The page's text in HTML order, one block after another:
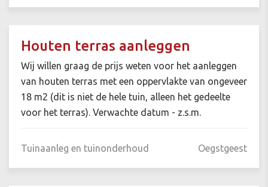
Houten terras aanleggen
Wij willen graag de prijs weten voor het aanleggen
van houten terras met een oppervlakte van ongeveer
18 m2 (dit is niet de hele tuin, alleen het gedeelte
voor het terras). Verwachte datum - z.s.m.
Tuinaanleg en tuinonderhoud Oegstgeest